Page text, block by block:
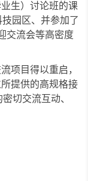
生）讨论班的课
园区、并参加了
交流会等高密度
目得以重启，
提供的高规格接
切交流互动、